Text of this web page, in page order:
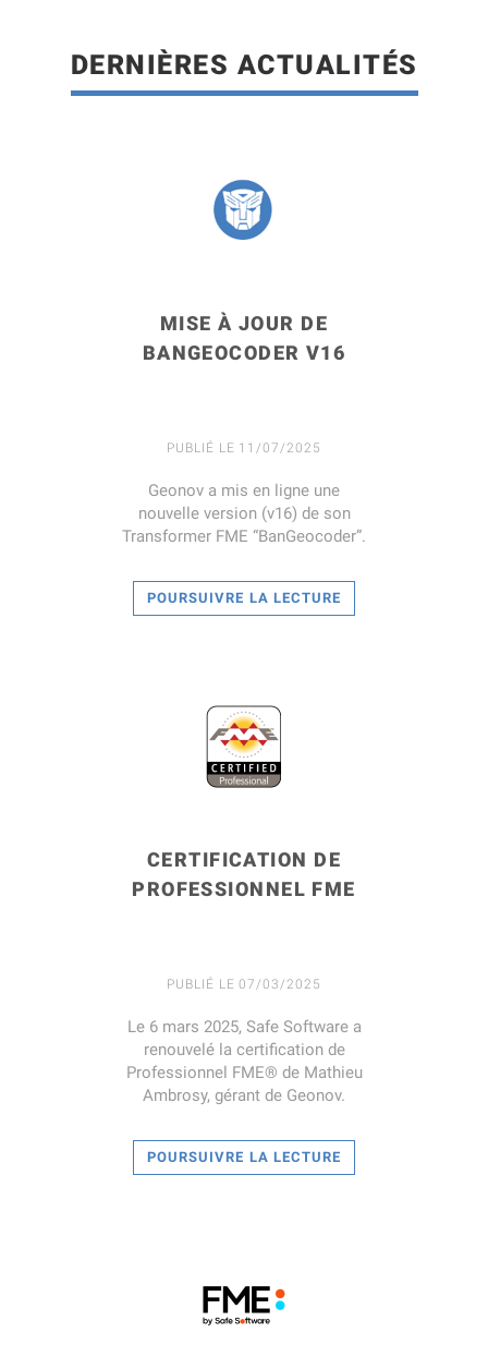
DERNIÈRES ACTUALITÉS
LIRE LA SUITE
MISE À JOUR DE
BANGEOCODER V16
PUBLIÉ LE 11/07/2025
Geonov a mis en ligne une
nouvelle version (v16) de son
Transformer FME “BanGeocoder”.
POURSUIVRE LA LECTURE
CERTIFICATION DE
PROFESSIONNEL FME
PUBLIÉ LE 07/03/2025
Le 6 mars 2025, Safe Software a
renouvelé la certification de
Professionnel FME® de Mathieu
Ambrosy, gérant de Geonov.
POURSUIVRE LA LECTURE